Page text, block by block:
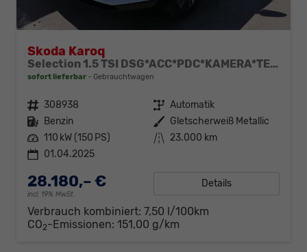
Skoda Karoq
Selection 1.5 TSI DSG*ACC*PDC*KAMERA*TEMPOMAT*LED*SMARTLINK*KLIMA*RADIO*17-ZOLL
sofort lieferbar Gebrauchtwagen
Fahrzeugnr. 308938 Getriebe Automatik
Kraftstoff Benzin Außenfarbe Gletscherweiß Metallic
Leistung 110 kW (150 PS) Kilometerstand 23.000 km
01.04.2025
28.180,– €
incl. 19% MwSt.
Details
Verbrauch kombiniert: 7,50 l/100km
CO2-Emissionen: 151,00 g/km